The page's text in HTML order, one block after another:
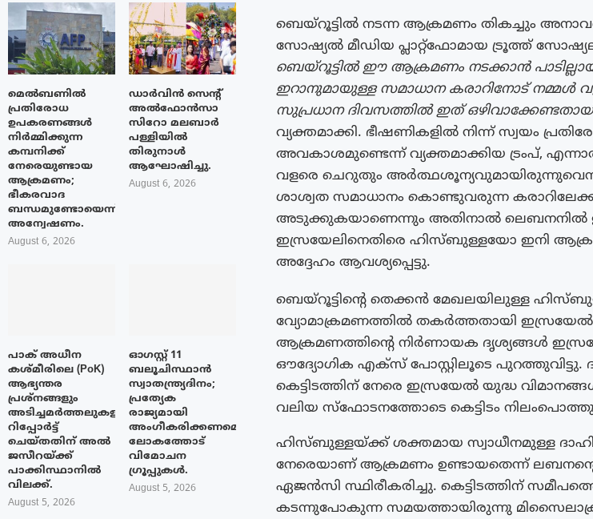
ബെയ്റൂട്ടിൽ നടന്ന ആക്രമണം തികച്ചും
സോഷ്യൽ മീഡിയ പ്ലാറ്റ്ഫോമായ ട്രൂത്ത്
ബെയ്റൂട്ടിൽ ഈ ആക്രമണം നടക്കാൻ
ഇറാനുമായുള്ള സമാധാന കരാറിനോട്
സുപ്രധാന ദിവസത്തിൽ ഇത്
വ്യക്തമാക്കി. ഭീഷണികളിൽ നിന്ന് സ്വയം
അവകാശമുണ്ടെന്ന് വ്യക്തമാക്കിയ ട്രംപ്, എന്നാൽ
വളരെ ചെറുതും
ശാശ്വത സമാധാനം കൊണ്ടുവരുന്ന
അടുക്കുകയാണെന്നും അതിനാൽ ലെബനനിൽ
ഇസ്രയേലിനെതിരെ ഹിസ്ബുള്ളയോ ഇനി
അദ്ദേഹം ആവശ്യപ്പെട്ടു.
ബെയ്റൂട്ടിൻ്റെ തെക്കൻ മേഖലയിലുള്ള
വ്യോമാക്രമണത്തിൽ തകർത്തതായി ഇസ്രയേൽ
ആക്രമണത്തിൻ്റെ നിർണായക ദൃശ്യങ്ങൾ
ഔദ്യോഗിക എക്‌സ് പോസ്റ്റിലൂടെ പുറത്തുവിട്ടു.
കെട്ടിടത്തിന് നേരെ ഇസ്രയേൽ യുദ്ധ
വലിയ സ്ഫോടനത്തോടെ കെട്ടിടം
ഹിസ്ബുള്ളയ്ക്ക് ശക്തമായ സ്വാധീനമുള്ള
നേരെയാണ് ആക്രമണം ഉണ്ടായതെന്ന്
ഏജൻസി സ്ഥിരീകരിച്ചു. കെട്ടിടത്തിന്
കടന്നുപോകുന്ന സമയത്തായിരുന്നു
മെൽബണിൽ
പ്രതിരോധ
ഉപകരണങ്ങൾ
നിർമ്മിക്കുന്ന
കമ്പനിക്ക്
നേരെയുണ്ടായ
ആക്രമണം;
ഭീകരവാദ
ബന്ധമുണ്ടോയെന്ന്
അന്വേഷണം.
August 6, 2026
ഡാർവിൻ സെന്റ്
അൽഫോൻസാ
സിറോ മലബാർ
പള്ളിയിൽ
തിരുനാൾ
ആഘോഷിച്ചു.
August 6, 2026
പാക് അധീന
കശ്മീരിലെ (PoK)
ആഭ്യന്തര
പ്രശ്നങ്ങളും
അടിച്ചമർത്തലുകളും
റിപ്പോർട്ട്
ചെയ്തതിന് അൽ
ജസീറയ്‌ക്ക്
പാക്കിസ്ഥാനിൽ
വിലക്ക്.
August 5, 2026
ഓഗസ്റ്റ് 11
ബലൂചിസ്ഥാൻ
സ്വാതന്ത്ര്യദിനം;
പ്രത്യേക
രാജ്യമായി
അംഗീകരിക്കണമെന്ന്
ലോകത്തോട്
വിമോചന
ഗ്രൂപ്പുകൾ.
August 5, 2026